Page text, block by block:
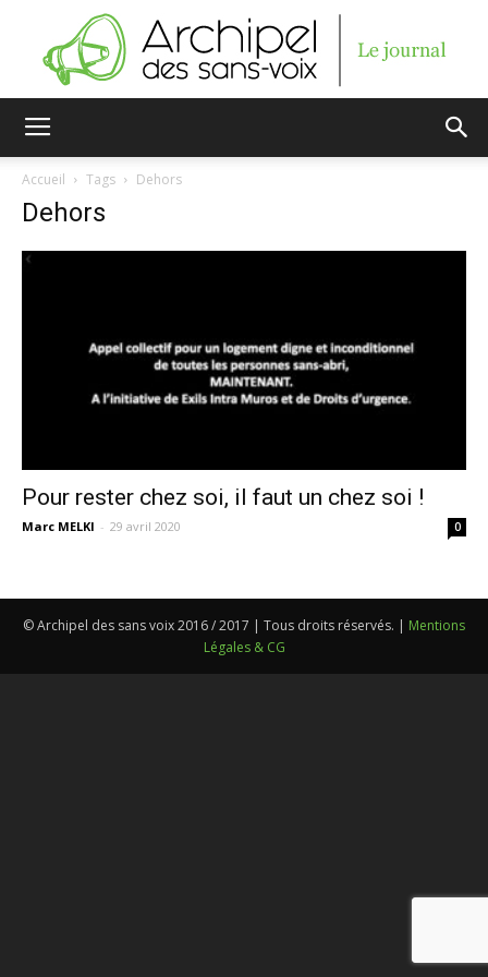
Accueil Tags Dehors
Dehors
Pour rester chez soi, il faut un chez soi !
Marc MELKI - 29 avril 2020 0
© Archipel des sans voix 2016 / 2017 | Tous droits réservés. | Mentions
Légales & CG